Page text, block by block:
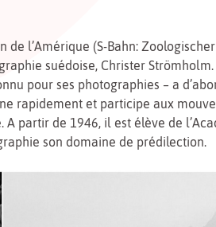
l’Amérique (S-Bahn:
suédoise, Christer Strömholm.
pour ses photographies – a
rapidement et participe aux
partir de 1946, il est élève de
son domaine de prédilection.